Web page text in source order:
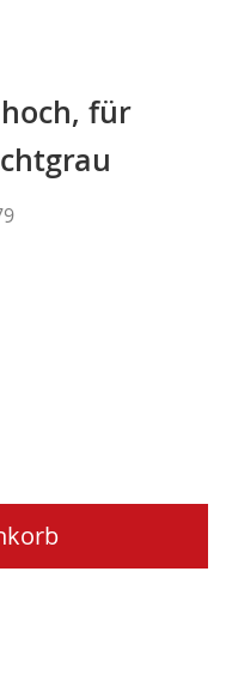
für